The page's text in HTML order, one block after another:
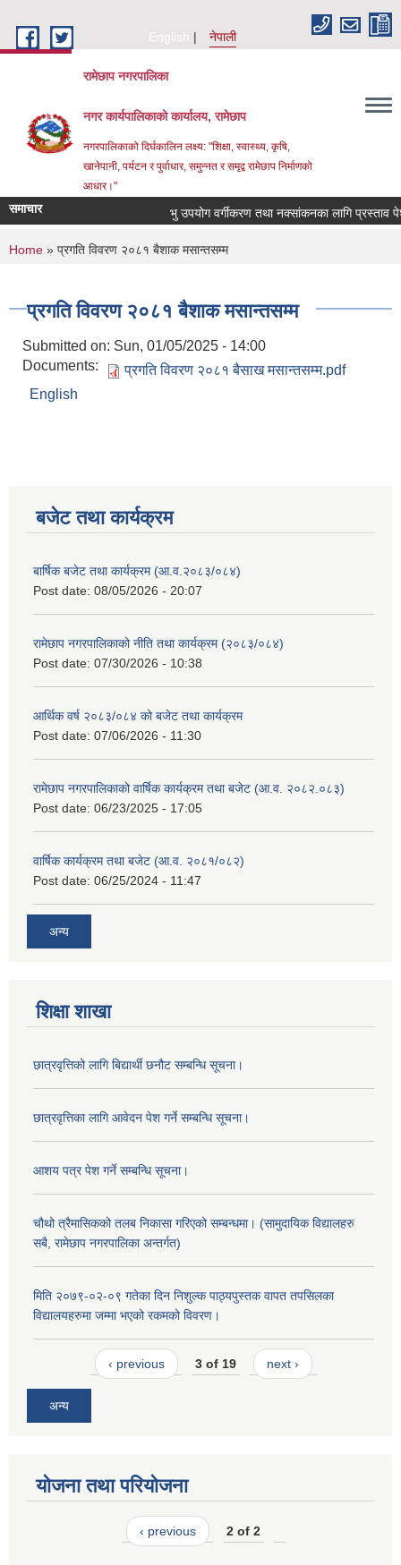
English
नेपाली
रामेछाप नगरपालिका
नगर कार्यपालिकाको कार्यालय, रामेछाप
नगरपालिकाको दिर्घकालिन लक्ष्य: "शिक्षा, स्वास्थ्य, कृषि,
खानेपानी, पर्यटन र पुर्वाधार, समुन्नत र समृद्व रामेछाप निर्माणको
आधार।"
समाचार भु उपयोग वर्गीकरण तथा नक्सांकनका लागि प्रस्ताव पेश
You are here
Home » प्रगति विवरण २०८१ बैशाक मसान्तसम्म
प्रगति विवरण २०८१ बैशाक मसान्तसम्म
Submitted on: Sun, 01/05/2025 - 14:00
Documents:
प्रगति विवरण २०८१ बैसाख मसान्तसम्म.pdf
English
बजेट तथा कार्यक्रम
बार्षिक बजेट तथा कार्यक्रम (आ.व.२०८३/०८४)
Post date: 08/05/2026 - 20:07
रामेछाप नगरपालिकाको नीति तथा कार्यक्रम (२०८३/०८४)
Post date: 07/30/2026 - 10:38
आर्थिक वर्ष २०८३/०८४ को बजेट तथा कार्यक्रम
Post date: 07/06/2026 - 11:30
रामेछाप नगरपालिकाको वार्षिक कार्यक्रम तथा बजेट (आ.व. २०८२.०८३)
Post date: 06/23/2025 - 17:05
वार्षिक कार्यक्रम तथा बजेट (आ.व. २०८१/०८२)
Post date: 06/25/2024 - 11:47
अन्य
शिक्षा शाखा
छात्रवृत्तिको लागि बिद्यार्थी छनौट सम्बन्धि सूचना।
छात्रवृत्तिका लागि आवेदन पेश गर्ने सम्बन्धि सूचना।
आशय पत्र पेश गर्ने सम्बन्धि सूचना।
चौथो त्रैमासिकको तलब निकासा गरिएको सम्बन्धमा। (सामुदायिक विद्यालहरु
सबै, रामेछाप नगरपालिका अन्तर्गत)
मिति २०७९-०२-०९ गतेका दिन निशुल्क पाठ्यपुस्तक वापत तपसिलका
विद्यालयहरुमा जम्मा भएको रकमको विवरण।
‹ previous 3 of 19 next ›
अन्य
योजना तथा परियोजना
‹ previous 2 of 2